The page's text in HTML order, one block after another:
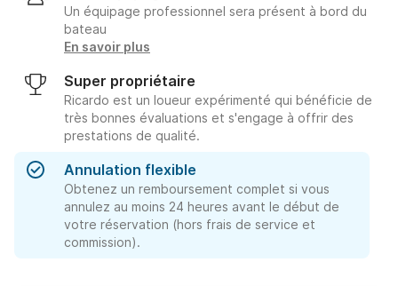
Un équipage professionnel sera présent à bord du
bateau
En savoir plus
Super propriétaire
Ricardo est un loueur expérimenté qui bénéficie de
très bonnes évaluations et s'engage à offrir des
prestations de qualité.
Annulation flexible
Obtenez un remboursement complet si vous
annulez au moins 24 heures avant le début de
votre réservation (hors frais de service et
commission).